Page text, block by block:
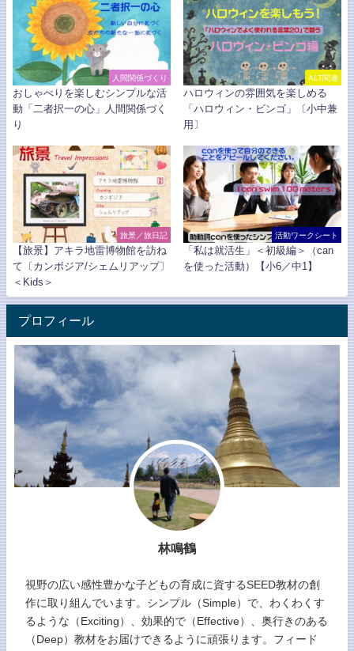
人間関係づくり
おしゃべりを楽しむシンプルな活
動「二者択一の心」人間関係づく
り
ALT関連
ハロウィンの雰囲気を楽しめる
「ハロウィン・ビンゴ」〔小中兼
用〕
旅景／旅日記
【旅景】アキラ地雷博物館を訪ね
て〔カンボジア/シェムリアップ〕
＜Kids＞
活動ワークシート
「私は就活生」＜初級編＞（can
を使った活動）【小6／中1】
プロフィール
林鳴鶴
視野の広い感性豊かな子どもの育成に資するSEED教材の創
作に取り組んでいます。シンプル（Simple）で、わくわくす
るような（Exciting）、効果的で（Effective）、奥行きのある
（Deep）教材をお届けできるように頑張ります。フィード